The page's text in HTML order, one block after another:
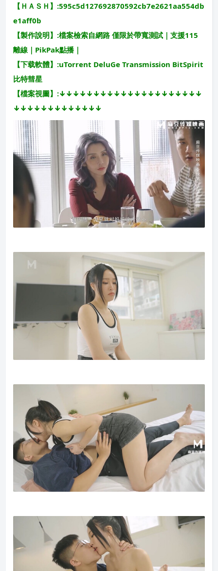
【ＨＡＳＨ】:595c5d127692870592cb7e2621aa554db
e1aff0b
【製作說明】:檔案檢索自網路 僅限於帶寬測試｜支援115
離線｜PikPak點播｜
【下载軟體】:uTorrent DeluGe Transmission BitSpirit
比特彗星
【檔案視圖】:↓↓↓↓↓↓↓↓↓↓↓↓↓↓↓↓↓↓↓↓↓
↓↓↓↓↓↓↓↓↓↓↓↓↓